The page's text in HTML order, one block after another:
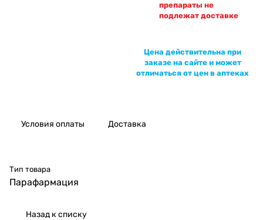
препараты не
подлежат доставке
Цена действительна при
заказе на сайте и может
отличаться от цен в аптеках
Условия оплаты Доставка
Тип товара
Парафармация
Назад к списку